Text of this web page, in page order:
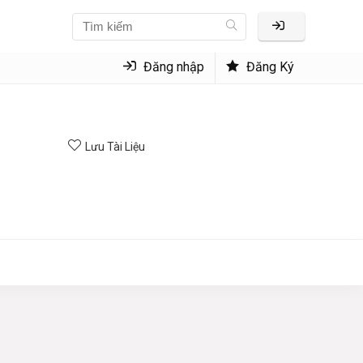
Đăng nhập Đăng Ký
Lưu Tài Liệu